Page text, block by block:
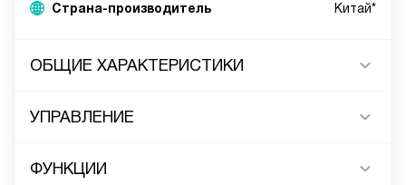
Страна-производитель Китай*
ОБЩИЕ ХАРАКТЕРИСТИКИ
УПРАВЛЕНИЕ
ФУНКЦИИ